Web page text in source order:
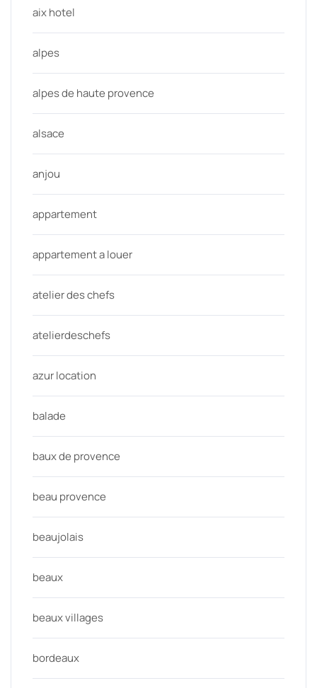
aix hotel
alpes
alpes de haute provence
alsace
anjou
appartement
appartement a louer
atelier des chefs
atelierdeschefs
azur location
balade
baux de provence
beau provence
beaujolais
beaux
beaux villages
bordeaux